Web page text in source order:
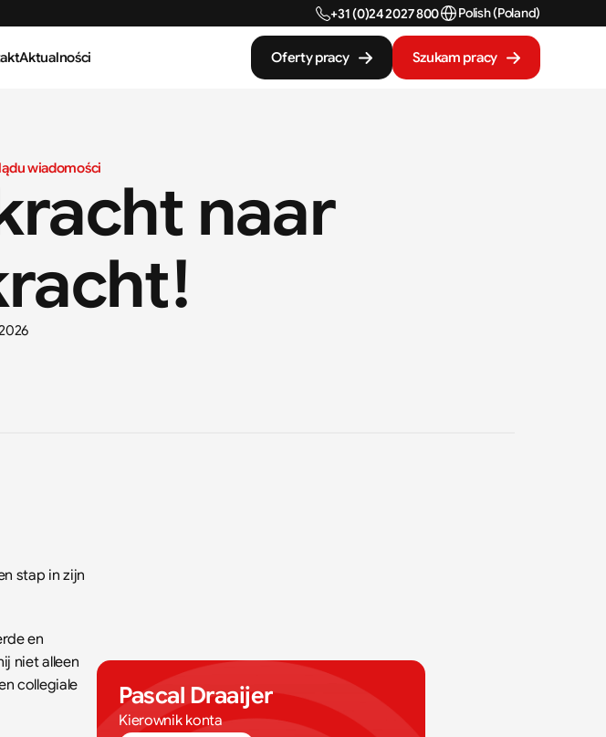
wiadomości
naar
stap in zijn
en
niet alleen
collegiale
Pascal Draaijer
Kierownik konta
+31 (0)24 2027 800Select Language
Polish (Poland)
Aktualności Oferty pracy Szukam pracy